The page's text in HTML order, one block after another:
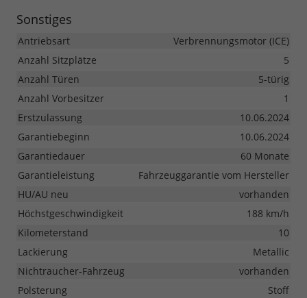
Sonstiges
Antriebsart
Verbrennungsmotor (ICE)
Anzahl Sitzplätze
5
Anzahl Türen
5-türig
Anzahl Vorbesitzer
1
Erstzulassung
10.06.2024
Garantiebeginn
10.06.2024
Garantiedauer
60 Monate
Garantieleistung
Fahrzeuggarantie vom Hersteller
HU/AU neu
vorhanden
Höchstgeschwindigkeit
188 km/h
Kilometerstand
10
Lackierung
Metallic
Nichtraucher-Fahrzeug
vorhanden
Polsterung
Stoff